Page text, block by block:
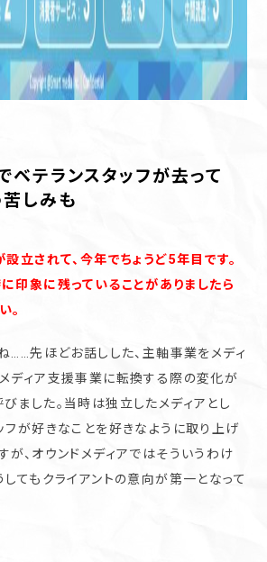
ベテランスタッフが去って
苦しみも
立されて、今年でちょうど5年目です。
印象に残っていることがありましたら
。
……先ほどお話しした、主軸事業をメディ
ディア支援事業に転換する際の変化が
ました。当時は独立したメディアとし
フが好きなことを好きなように取り上げ
が、オウンドメディアではそういうわけ
してもクライアントの意向が第一となって